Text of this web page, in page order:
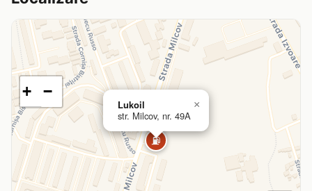
⛽
Lukoil
str. Milcov, nr. 49A
×
+ −